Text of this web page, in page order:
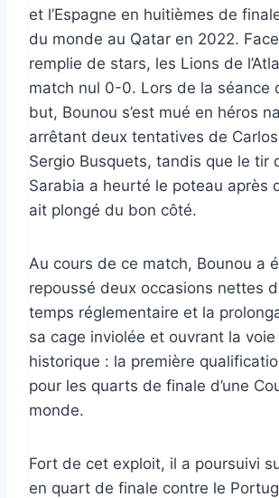
et l’Espagne en huitièmes de
du monde au Qatar en 2022.
remplie de stars, les Lions de
match nul 0-0. Lors de la séance
but, Bounou s’est mué en héros
arrêtant deux tentatives de
Sergio Busquets, tandis que le tir
Sarabia a heurté le poteau après
ait plongé du bon côté.
Au cours de ce match, Bounou a
repoussé deux occasions nettes
temps réglementaire et la
sa cage inviolée et ouvrant la
historique : la première
pour les quarts de finale d’une
monde.
Fort de cet exploit, il a poursuivi
en quart de finale contre le